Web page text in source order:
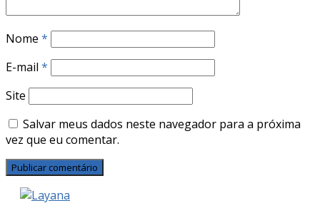
Nome *
E-mail *
Site
Salvar meus dados neste navegador para a próxima
vez que eu comentar.